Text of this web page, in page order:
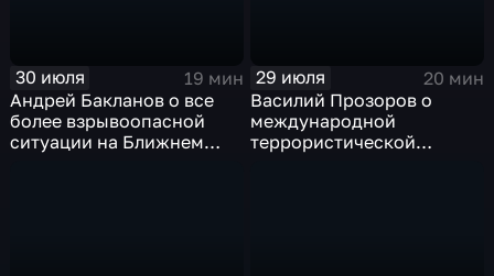
30 июля
19 мин
Андрей Бакланов о все
более взрывоопасной
ситуации на Ближнем
29 июля
20 мин
Василий Прозоров о
международной
террористической